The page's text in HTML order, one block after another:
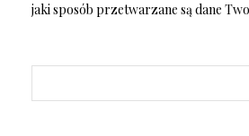
jaki sposób przetwarzane są dane